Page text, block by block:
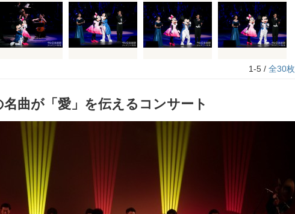
1-5 / 全30枚
曲が「愛」を伝えるコンサート